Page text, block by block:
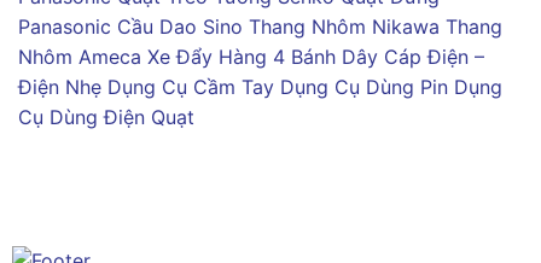
Panasonic Cầu Dao Sino Thang Nhôm Nikawa Thang
Nhôm Ameca Xe Đẩy Hàng 4 Bánh Dây Cáp Điện –
Điện Nhẹ Dụng Cụ Cầm Tay Dụng Cụ Dùng Pin Dụng
Cụ Dùng Điện Quạt